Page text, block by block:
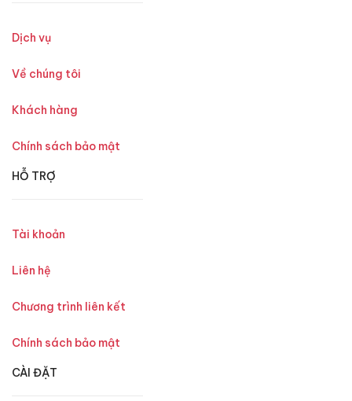
Dịch vụ
Về chúng tôi
Khách hàng
Chính sách bảo mật
HỖ TRỢ
Tài khoản
Liên hệ
Chương trình liên kết
Chính sách bảo mật
CÀI ĐẶT